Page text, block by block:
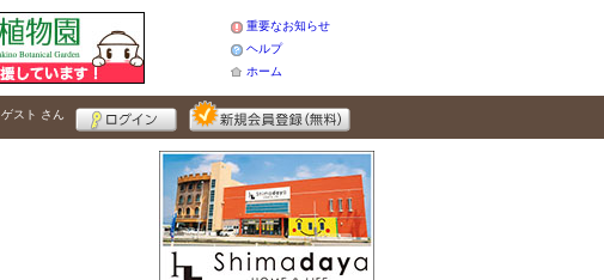
重要なお知らせ
ヘルプ
ホーム
ゲスト さん